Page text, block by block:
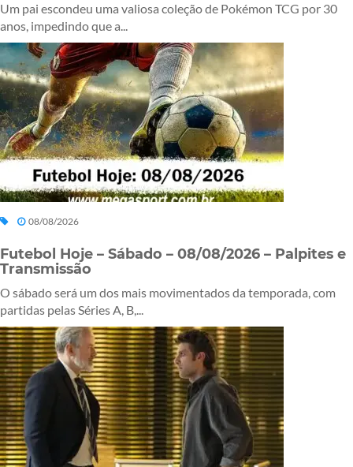
Um pai escondeu uma valiosa coleção de Pokémon TCG por 30
anos, impedindo que a...
08/08/2026
Futebol Hoje – Sábado – 08/08/2026 – Palpites e
Transmissão
O sábado será um dos mais movimentados da temporada, com
partidas pelas Séries A, B,...